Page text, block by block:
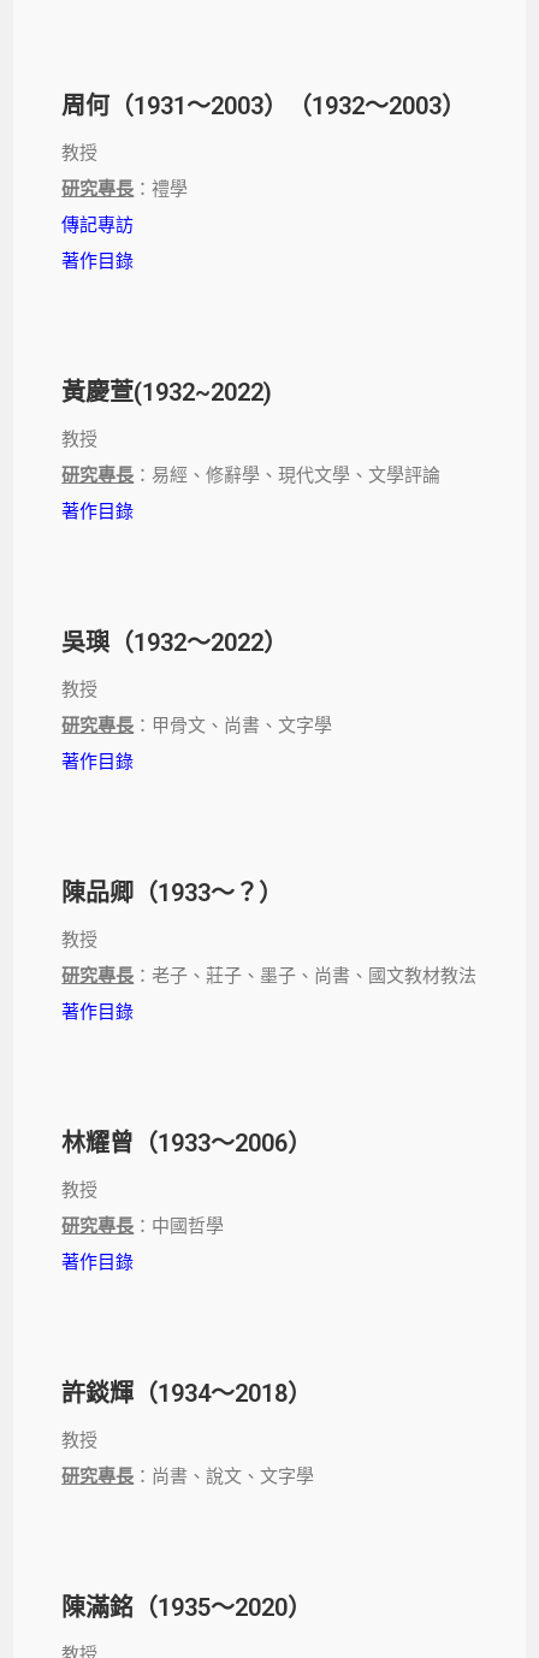
周何（1931～2003）（1932～2003）
教授
研究專長 ：禮學
傳記專訪
著作目錄
黃慶萱(1932~2022)
教授
研究專長 ：易經、修辭學、現代文學、文學評論
著作目錄
吳璵（1932～2022）
教授
研究專長 ：甲骨文、尚書、文字學
著作目錄
陳品卿（1933～？）
教授
研究專長 ：老子、莊子、墨子、尚書、國文教材教法
著作目錄
林耀曾（1933～2006）
教授
研究專長 ：中國哲學
著作目錄
許錟輝（1934～2018）
教授
研究專長 ：尚書、說文、文字學
陳滿銘（1935～2020）